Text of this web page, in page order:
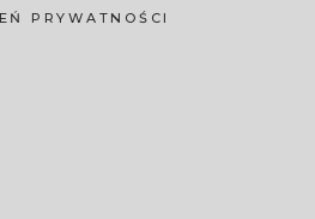
PRYWATNOŚCI